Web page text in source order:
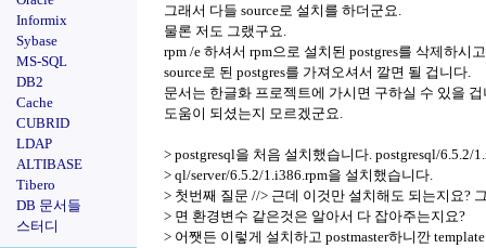
Informix
Sybase
MS-SQL
DB2
Cache
CUBRID
LDAP
ALTIBASE
Tibero
DB 문서들
스터디
그래서 다들 source로 설치를 하더군요.
물론 저도 그랬구요.
rpm /e 하셔서 rpm으로 설치된 postgres를 삭제하시고
source로 된 postgres를 가져오셔서 깔면 될 겁니다.
문서는 한글화 프로젝트에 가시면 구하실 수 있을 겁
도움이 되셨는지 모르겠군요.
> postgresql을 처음 설치했습니다. postgresql/6.5.2/
> ql/server/6.5.2/1.i386.rpm을 설치했습니다.
> 첫번째 질문 //> 근데 이것만 설치해도 되는지요?
> 면 환경변수 같은것은 알아서 다 잡아주는지요?
> 어쨋든 이렇게 설치하고 postmaster하니깐